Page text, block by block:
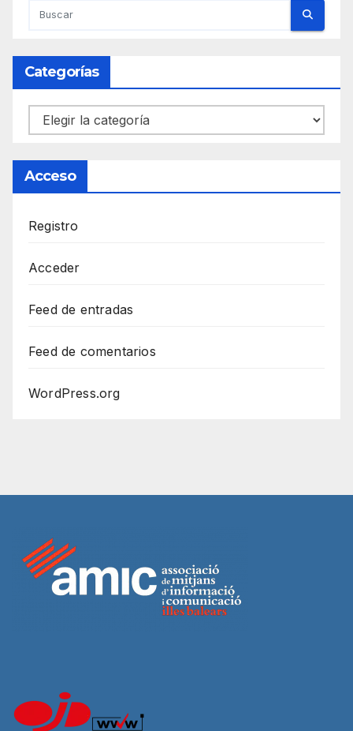
Categorías
Categorías
Acceso
Registro
Acceder
Feed de entradas
Feed de comentarios
WordPress.org